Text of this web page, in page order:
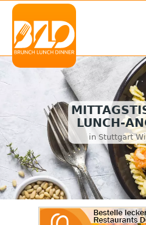
LUNCH-
in Stuttgart